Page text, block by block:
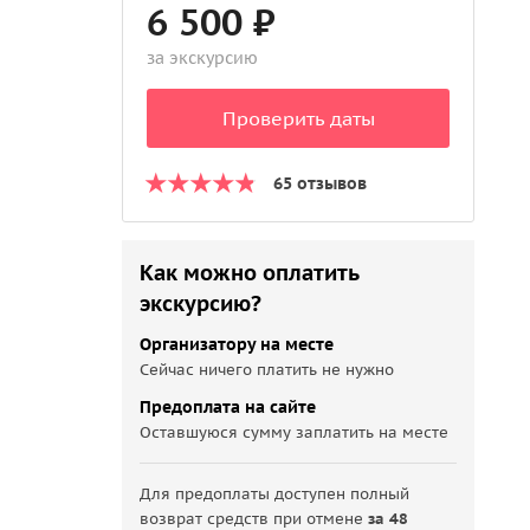
6 500 ₽
за экскурсию
Проверить даты
65 отзывов
Как можно оплатить
экскурсию?
Организатору на месте
Сейчас ничего платить не нужно
Предоплата на сайте
Оставшуюся сумму заплатить на месте
Для предоплаты доступен полный
возврат средств при отменеза 48